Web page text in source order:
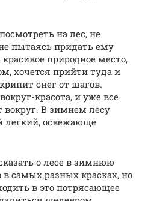
на лес, не
пытаясь придать ему
природное место,
хочется прийти туда и
снег от шагов.
красота, и уже все
вокруг. В зимнем лесу
легкий, освежающе
о лесе в зимнюю
самых разных красках, но
в это потрясающее